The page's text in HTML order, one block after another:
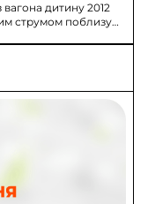
дитину 2012
струмом поблизу